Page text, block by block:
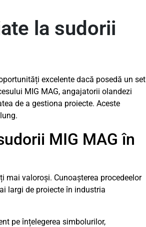
la sudorii
excelente dacă posedă un set
MIG MAG, angajatorii olandezi
de a gestiona proiecte. Aceste
MIG MAG în
mai valoroși. Cunoașterea procedeelor
largi de proiecte în industria
pe înțelegerea simbolurilor,